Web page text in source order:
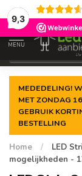
9,3
MENU
MEDEDELING!
MET ZONDAG
GEBRUIK
BESTELLING
Home /
LED
mogelijkheden -